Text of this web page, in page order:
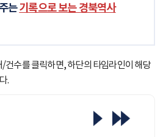
는기록으로 보는 경북역사
건수를 클릭하면, 하단의 타임라인이 해당
.